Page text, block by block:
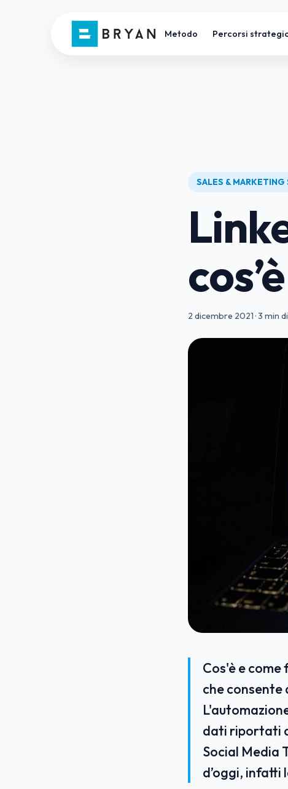
Metodo Percorsi
SALES & MARKETING
2 dicembre 2021 ·3 min
Cos'è e
che consente
dati riportati
Social Media
d’oggi,